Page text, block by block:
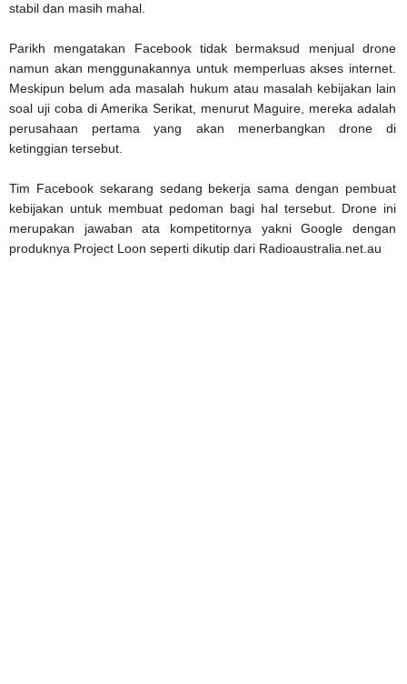
stabil dan masih mahal.
Parikh mengatakan Facebook tidak bermaksud menjual drone
namun akan menggunakannya untuk memperluas akses internet.
Meskipun belum ada masalah hukum atau masalah kebijakan lain
soal uji coba di Amerika Serikat, menurut Maguire, mereka adalah
perusahaan pertama yang akan menerbangkan drone di
ketinggian tersebut.
Tim Facebook sekarang sedang bekerja sama dengan pembuat
kebijakan untuk membuat pedoman bagi hal tersebut. Drone ini
merupakan jawaban ata kompetitornya yakni Google dengan
produknya Project Loon seperti dikutip dari Radioaustralia.net.au